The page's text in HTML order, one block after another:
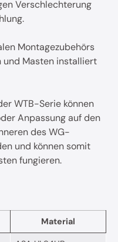
Verschlechterung
Montagezubehörs
und Masten installiert
WTB-Serie können
Anpassung auf den
des WG-
und können somit
fungieren.
Material